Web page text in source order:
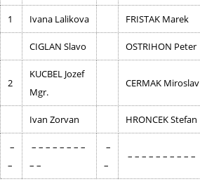
1 Ivana Lalikova FRISTAK Marek
CIGLAN Slavo OSTRIHON Peter
2
KUCBEL Jozef
Mgr.
CERMAK Miroslav
Ivan Zorvan HRONCEK Stefan
–
–
– – – – – – – –
– –
–
–
– – – – – – – – – –